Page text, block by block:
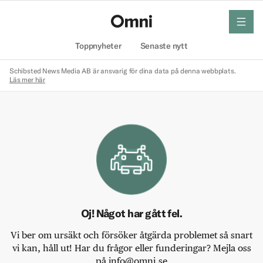
Toppnyheter Senaste nytt
meny
Schibsted News Media AB är ansvarig för dina data på denna webbplats.
Läs mer här
Oj! Något har gått fel.
Vi ber om ursäkt och försöker åtgärda problemet så snart
vi kan, håll ut! Har du frågor eller funderingar? Mejla oss